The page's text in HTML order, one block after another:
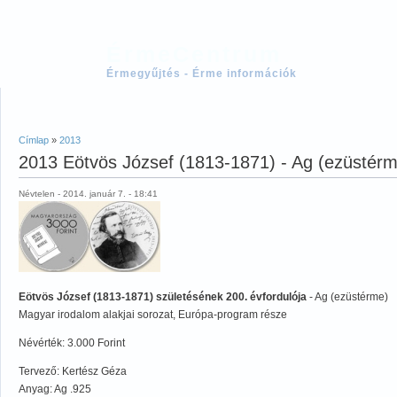
Érmegyűjtés - Érme információk
Címlap » 2013
2013 Eötvös József (1813-1871) - Ag
Névtelen - 2014. január 7. - 18:41
Eötvös József (1813-1871) születésének 200. évfordulója - Ag (ezüstérme)
Magyar irodalom alakjai sorozat, Európa-program része
Névérték: 3.000 Forint
Tervező: Kertész Géza
Anyag: Ag .925